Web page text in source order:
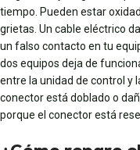
tiempo. Pueden estar
grietas. Un cable eléctrico
un falso contacto en tu
dos equipos deja de
entre la unidad de control y
conector está doblado o
porque el conector está